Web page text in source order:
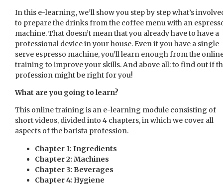
In this e-learning, we’ll show you step by step what’s
to prepare the drinks from the coffee menu with an
machine. That doesn’t mean that you already have to have a
professional device in your house. Even if you have a single
serve espresso machine, you’ll learn enough from the
training to improve your skills. And above all: to find out if
profession might be right for you!
What are you going to learn?
This online training is an e-learning module consisting of
short videos, divided into 4 chapters, in which we cover all
aspects of the barista profession.
Chapter 1: Ingredients
Chapter 2: Machines
Chapter 3: Beverages
Chapter 4: Hygiene